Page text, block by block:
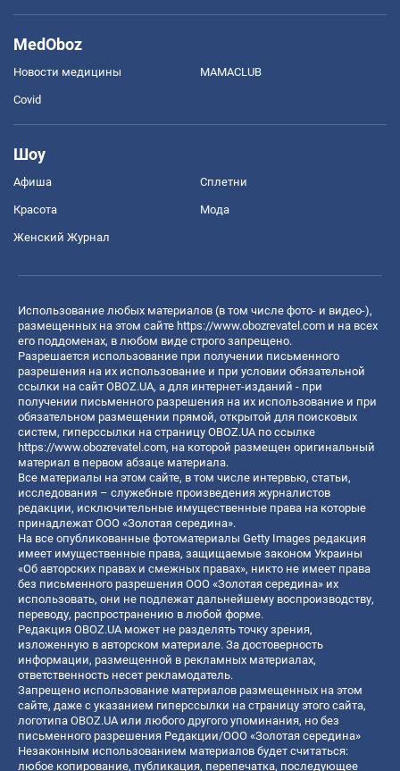
MedOboz
Новости медицины MAMACLUB
Covid
Шоу
Афиша Сплетни
Красота Мода
Женский Журнал
Использование любых материалов (в том числе фото- и видео-),
размещенных на этом сайте https://www.obozrevatel.com и на всех
его поддоменах, в любом виде строго запрещено.
Разрешается использование при получении письменного
разрешения на их использование и при условии обязательной
ссылки на сайт OBOZ.UA, а для интернет-изданий - при
получении письменного разрешения на их использование и при
обязательном размещении прямой, открытой для поисковых
систем, гиперссылки на страницу OBOZ.UA по ссылке
https://www.obozrevatel.com, на которой размещен оригинальный
материал в первом абзаце материала.
Все материалы на этом сайте, в том числе интервью, статьи,
исследования – служебные произведения журналистов
редакции, исключительные имущественные права на которые
принадлежат ООО «Золотая середина».
На все опубликованные фотоматериалы Getty Images редакция
имеет имущественные права, защищаемые законом Украины
«Об авторских правах и смежных правах», никто не имеет права
без письменного разрешения ООО «Золотая середина» их
использовать, они не подлежат дальнейшему воспроизводству,
переводу, распространению в любой форме.
Редакция OBOZ.UA может не разделять точку зрения,
изложенную в авторском материале. За достоверность
информации, размещенной в рекламных материалах,
ответственность несет рекламодатель.
Запрещено использование материалов размещенных на этом
сайте, даже с указанием гиперссылки на страницу этого сайта,
логотипа OBOZ.UA или любого другого упоминания, но без
письменного разрешения Редакции/ООО «Золотая середина»
Незаконным использованием материалов будет считаться:
любое копирование, публикация, перепечатка, последующее